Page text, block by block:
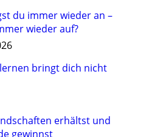
du immer wieder an –
wieder auf?
bringt dich nicht
erhältst und
gewinnst